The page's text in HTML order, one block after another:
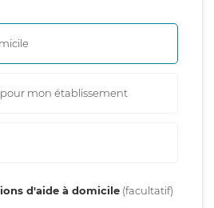
mon établissement
d'aide à domicile